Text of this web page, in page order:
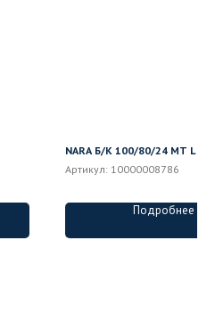
NARA Б/К 100/80/24 MT L
Артикул: 10000008786
Подробнее